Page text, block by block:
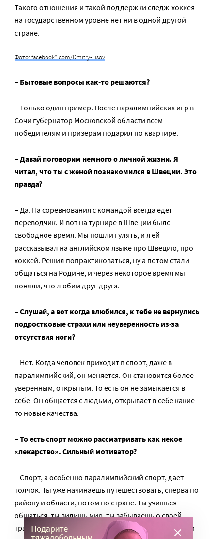
Такого отношения и такой поддержки следж-хоккея
на государственном уровне нет ни в одной другой
стране.
Фото: facebook*.com/Dmitry-Lisov
– Бытовые вопросы как-то решаются?
– Только один пример. После паралимпийских игр в
Сочи губернатор Московской области всем
победителям и призерам подарил по квартире.
– Давай поговорим немного о личной жизни. Я
читал, что ты с женой познакомился в Швеции. Это
правда?
– Да. На соревнования с командой всегда едет
переводчик. И вот на турнире в Швеции было
свободное время. Мы пошли гулять, и я ей
рассказывал на английском языке про Швецию, про
хоккей. Решил попрактиковаться, ну а потом стали
общаться на Родине, и через некоторое время мы
поняли, что любим друг друга.
– Слушай, а вот когда влюбился, к тебе не вернулись
подростковые страхи или неуверенность из-за
отсутствия ноги?
– Нет. Когда человек приходит в спорт, даже в
паралимпийский, он меняется. Он становится более
уверенным, открытым. То есть он не замыкается в
себе. Он общается с людьми, открывает в себе какие-
то новые качества.
– То есть спорт можно рассматривать как некое
«лекарство». Сильный мотиватор?
– Спорт, а особенно паралимпийский спорт, дает
толчок. Ты уже начинаешь путешествовать, сперва по
району и области, потом по стране. Ты учишься
общаться, ты видишь мир, ты забываешь о своей
травме или болезни. Жизнь начинает играть яркими